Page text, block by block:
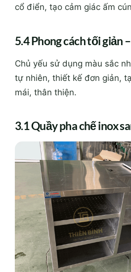
cổ điển, tạo cảm giác ấm
5.4 Phong cách tối giản
Chủ yếu sử dụng màu sắc
tự nhiên, thiết kế đơn giản,
mái, thân thiện.
3.1 Quầy pha chế inox